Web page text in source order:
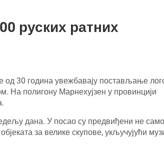
руских ратних
од 30 година увежбавају постављање
На полигону Марнехујзен у провинцији
дана. У посао су предвиђени не само
за велике скупове, укључујући